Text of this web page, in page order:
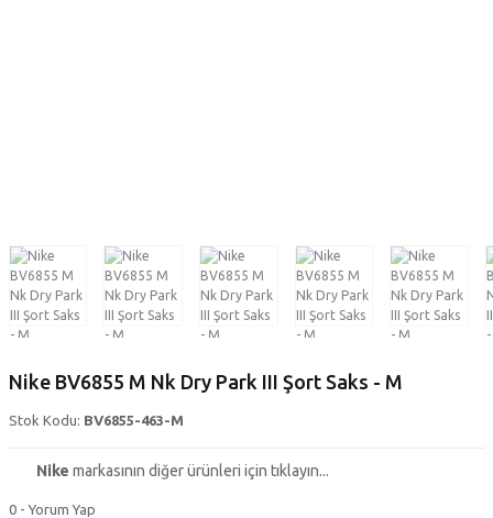
Nike BV6855 M Nk Dry Park III Şort Saks - M
Stok Kodu: BV6855-463-M
Nike markasının diğer ürünleri için tıklayın...
0 - Yorum Yap